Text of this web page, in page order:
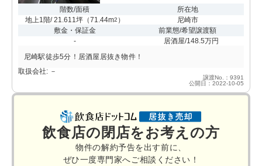
階数/面積
地上1階/ 21.611坪（71.44m2 ）
所在地
尼崎市
敷金・保証金
-
前業態/希望譲渡額
居酒屋/148.5万円
尼崎駅徒歩5分！居酒屋居抜き物件！
取扱会社: －
譲渡No.：9391
公開日：2022-10-05
飲食店の閉店をお考えの方
物件の解約予告を出す前に、
ぜひ一度専門家へご相談ください！